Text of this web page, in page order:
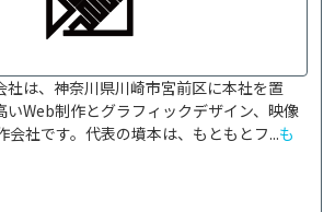
は、神奈川県川崎市宮前区に本社を置
いWeb制作とグラフィックデザイン、映像
会社です。代表の墳本は、もともとフ...も